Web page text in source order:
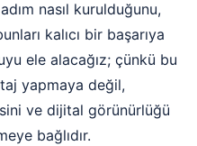
nasıl kurulduğunu,
kalıcı bir başarıya
ele alacağız; çünkü bu
yapmaya değil,
ve dijital görünürlüğü
bağlıdır.